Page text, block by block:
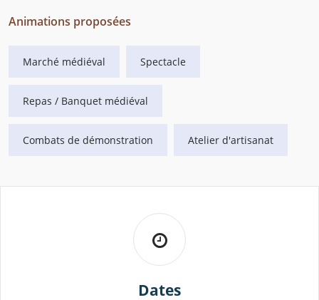
Animations proposées
Marché médiéval Spectacle
Repas / Banquet médiéval
Combats de démonstration Atelier d'artisanat
Dates